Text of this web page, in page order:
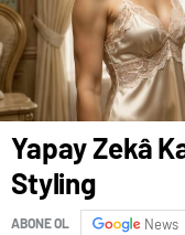
Yapay Zekâ
Styling
ABONE OL News